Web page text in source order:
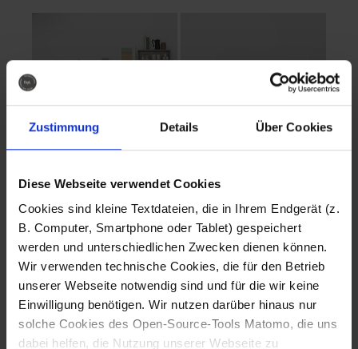
Zustimmung Details Über Cookies
Diese Webseite verwendet Cookies
Cookies sind kleine Textdateien, die in Ihrem Endgerät (z.
B. Computer, Smartphone oder Tablet) gespeichert
werden und unterschiedlichen Zwecken dienen können.
Wir verwenden technische Cookies, die für den Betrieb
unserer Webseite notwendig sind und für die wir keine
Einwilligung benötigen. Wir nutzen darüber hinaus nur
solche Cookies des Open-Source-Tools Matomo, die uns
dabei helfen, die Nutzung unserer Webseite zu
Fotografo: Lorenz
Sternbach
Download
Fotografo: Lorenz
Sternbach
Download